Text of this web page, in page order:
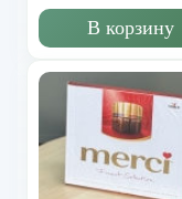
В корзину